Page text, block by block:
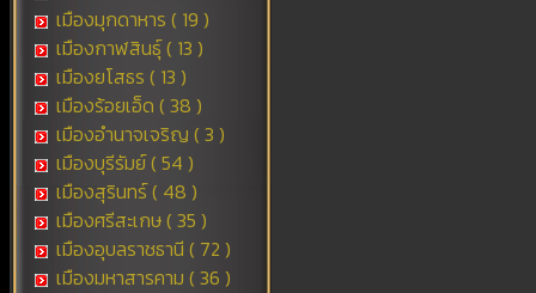
เมืองมุกดาหาร ( 19 )
เมืองกาฬสินธุ์ ( 13 )
เมืองยโสธร ( 13 )
เมืองร้อยเอ็ด ( 38 )
เมืองอำนาจเจริญ ( 3 )
เมืองบุรีรัมย์ ( 54 )
เมืองสุรินทร์ ( 48 )
เมืองศรีสะเกษ ( 35 )
เมืองอุบลราชธานี ( 72 )
เมืองมหาสารคาม ( 36 )